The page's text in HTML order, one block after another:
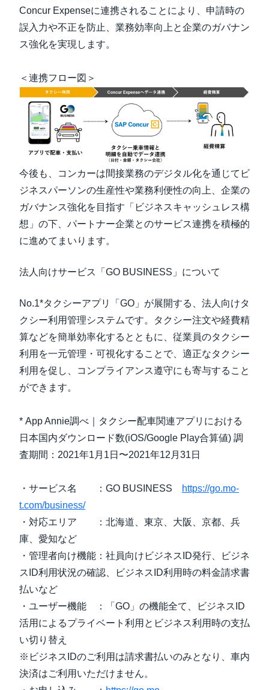
Concur Expenseに連携されることにより、申請時の
誤入力や不正を防止、業務効率向上と企業のガバナン
ス強化を実現します。
＜連携フロー図＞
今後も、コンカーは間接業務のデジタル化を通じてビ
ジネスパーソンの生産性や業務利便性の向上、企業の
ガバナンス強化を目指す「ビジネスキャッシュレス構
想」の下、パートナー企業とのサービス連携を積極的
に進めてまいります。
法人向けサービス「GO BUSINESS」について
No.1*タクシーアプリ「GO」が展開する、法人向けタ
クシー利用管理システムです。タクシー注文や経費精
算などを簡単効率化するとともに、従業員のタクシー
利用を一元管理・可視化することで、適正なタクシー
利用を促し、コンプライアンス遵守にも寄与すること
ができます。
* App Annie調べ｜タクシー配車関連アプリにおける
日本国内ダウンロード数(iOS/Google Play合算値) 調
査期間：2021年1月1日〜2021年12月31日
・サービス名 ：GO BUSINESS
https://go.mo-
t.com/business/
・対応エリア ：北海道、東京、大阪、京都、兵
庫、愛知など
・管理者向け機能：社員向けビジネスID発行、ビジネ
スID利用状況の確認、ビジネスID利用時の料金請求書
払いなど
・ユーザー機能 ：「GO」の機能全て、ビジネスID
活用によるプライベート利用とビジネス利用時の支払
い切り替え
※ビジネスIDのご利用は請求書払いのみとなり、車内
決済はご利用いただけません。